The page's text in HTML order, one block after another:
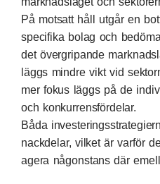
På motsatt håll utgår en
specifika bolag och
det övergripande
läggs mindre vikt vid
mer fokus läggs på de
och konkurrensfördelar.
Båda
nackdelar, vilket är varför
agera någonstans där